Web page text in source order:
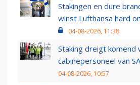
Stakingen en dure
winst Lufthansa hard
04-08-2026, 11:38
Staking dreigt komend
cabinepersoneel van
04-08-2026, 10:57